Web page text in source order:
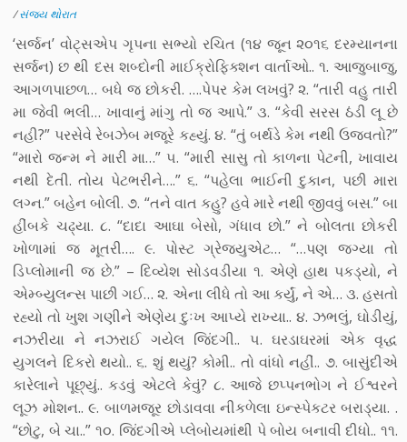
/સંજય થોરાત
‘સર્જન’ વોટ્સએપ ગૃપના સભ્યો રચિત (૧૪ જૂન ૨૦૧૬ દરમ્યાનના
સર્જન) છ થી દસ શબ્દોની માઈક્રોફિક્શન વાર્તાઓ.. ૧. આજુબાજુ,
આગળપાછળ… બધે જ છોકરી. ….પેપર કેમ લખવું? ૨. “તારી વહુ તારી
મા જેવી ભલી… ખાવાનું માંગુ તો જ આપે.” ૩. “કેવી સરસ ઠંડી લૂ છે
નહી?” પરસેવે રેબઝેબ મજૂરે કહ્યું. ૪. “તું બર્થડે કેમ નથી ઉજવતો?”
“મારો જન્મ ને મારી મા…” ૫. “મારી સાસુ તો કાળના પેટની, ખાવાય
નથી દેતી. તોય પેટભરીને….” ૬. “પહેલા ભાઈની દુકાન, પછી મારા
લગ્ન.” બહેન બોલી. ૭. “તને વાત કહુ? હવે મારે નથી જીવવું બસ.” બા
હીંબકે ચઢ્યા. ૮. “દાદા આઘા બેસો, ગંધાવ છો.” ને બોલતા છોકરી
ખોળામાં જ મૂતરી…. ૯. પોસ્ટ ગ્રેજ્યુએટ… “…પણ જગ્યા તો
ડિપ્લોમાની જ છે.” – દિવ્યેશ સોડવડીયા ૧. એણે હાથ પકડ્યો, ને
એમ્બ્યુલન્સ પાછી ગઈ… ૨. એના લીધે તો આ કર્યું, ને એ… ૩. હસતો
રહ્યો તો ખુશ ગણીને એણેય દુઃખ આપ્યે રાખ્યા.. ૪. ઝભલું, ઘોડીયું,
નઝરીયા ને નઝરાઈ ગયેલ જિંદગી.. ૫. ઘરડાઘરમાં એક વૃદ્ધ
યુગલને દિકરો થયો.. ૬. શું થયું? કોમી.. તો વાંધો નહીં.. ૭. બાસુંદીએ
કારેલાને પૂછ્યું.. કડવું એટલે કેવું? ૮. આજે છપ્પનભોગ ને ઈશ્વરને
લૂઝ મોશન.. ૯. બાળમજૂર છોડાવવા નીકળેલા ઇન્સ્પેકટર બરાડ્યા. .
“છોટુ, બે ચા..” ૧૦. જિંદગીએ પ્લેબોયમાંથી પે બોય બનાવી દીધો.. ૧૧.